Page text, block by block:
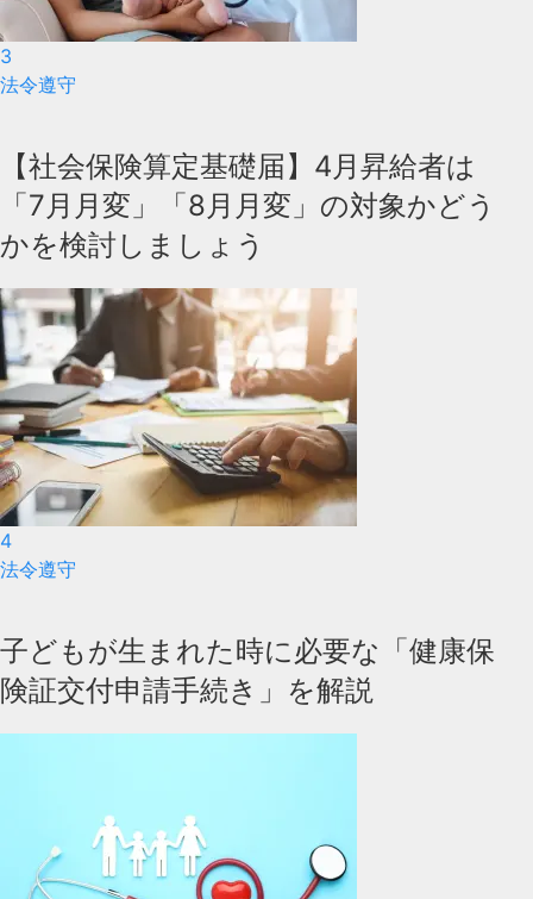
3
法令遵守
【社会保険算定基礎届】4月昇給者は
「7月月変」「8月月変」の対象かどう
かを検討しましょう
4
法令遵守
子どもが生まれた時に必要な「健康保
険証交付申請手続き」を解説